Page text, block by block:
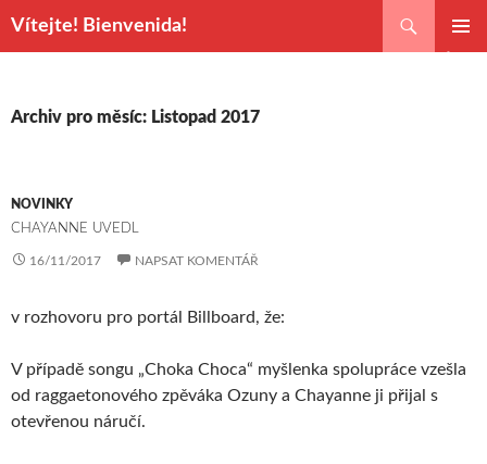
Vítejte! Bienvenida!
WEBU
Archiv pro měsíc: Listopad 2017
NOVINKY
CHAYANNE UVEDL
16/11/2017 NAPSAT KOMENTÁŘ
v rozhovoru pro portál Billboard, že:
V případě songu „Choka Choca“ myšlenka spolupráce vzešla
od raggaetonového zpěváka Ozuny a Chayanne ji přijal s
otevřenou náručí.